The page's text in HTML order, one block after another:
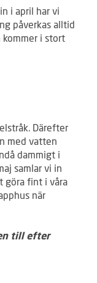
i april har vi
påverkas alltid
kommer i stort
Därefter
med vatten
dammigt i
samlar vi in
göra fint i våra
när
till efter